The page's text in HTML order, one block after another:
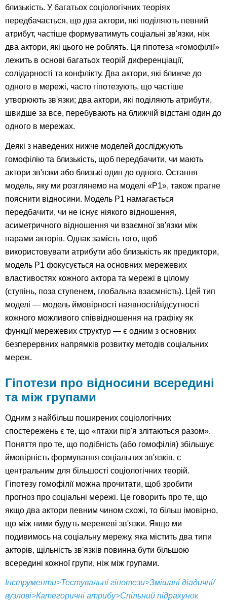
близькість. У багатьох соціологічних теоріях
передбачається, що два актори, які поділяють певний
атрибут, частіше формуватимуть соціальні зв'язки, ніж
два актори, які цього не роблять. Ця гіпотеза «гомофілії»
лежить в основі багатьох теорій диференціації,
солідарності та конфлікту. Два актори, які ближче до
одного в мережі, часто гіпотезують, що частіше
утворюють зв'язки; два актори, які поділяють атрибути,
швидше за все, перебувають на ближчій відстані один до
одного в мережах.
Деякі з наведених нижче моделей досліджують
гомофілію та близькість, щоб передбачити, чи мають
актори зв'язки або близькі один до одного. Остання
модель, яку ми розглянемо на моделі «Р1», також прагне
пояснити відносини. Модель P1 намагається
передбачити, чи не існує ніякого відношення,
асиметричного відношення чи взаємної зв'язки між
парами акторів. Однак замість того, щоб
використовувати атрибути або близькість як предиктори,
модель P1 фокусується на основних мережевих
властивостях кожного актора та мережі в цілому
(ступінь, поза ступенем, глобальна взаємність). Цей тип
моделі — модель ймовірності наявності/відсутності
кожного можливого співвідношення на графіку як
функції мережевих структур — є одним з основних
безперервних напрямків розвитку методів соціальних
мереж.
Гіпотези про відносини всередині
та між групами
Одним з найбільш поширених соціологічних
спостережень є те, що «птахи пір'я злітаються разом».
Поняття про те, що подібність (або гомофілія) збільшує
ймовірність формування соціальних зв'язків, є
центральним для більшості соціологічних теорій.
Гіпотезу гомофілії можна прочитати, щоб зробити
прогноз про соціальні мережі. Це говорить про те, що
якщо два актори певним чином схожі, то більш імовірно,
що між ними будуть мережеві зв'язки. Якщо ми
подивимось на соціальну мережу, яка містить два типи
акторів, щільність зв'язків повинна бути більшою
всередині кожної групи, ніж між групами.
Інструменти>Тестувальні гіпотези>Змішані діадичні/
вузлові>Категоричні атрибу>Спільний підрахунок